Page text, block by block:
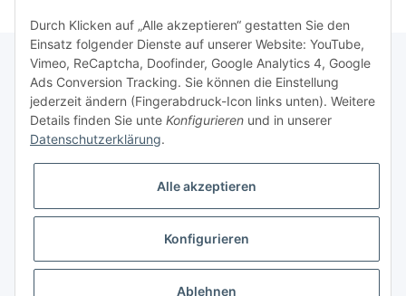
Informationen
Gesetzliche Informationen
* Alle Preise inkl. gesetzlicher USt., zzgl.Versand
Durch Klicken auf „Alle akzeptieren“ gestatten Sie den
Einsatz folgender Dienste auf unserer Website: YouTube,
Vimeo, ReCaptcha, Doofinder, Google Analytics 4, Google
Ads Conversion Tracking. Sie können die Einstellung
jederzeit ändern (Fingerabdruck-Icon links unten). Weitere
Details finden Sie unte Konfigurieren und in unserer
Datenschutzerklärung.
Alle akzeptieren
Konfigurieren
Ablehnen